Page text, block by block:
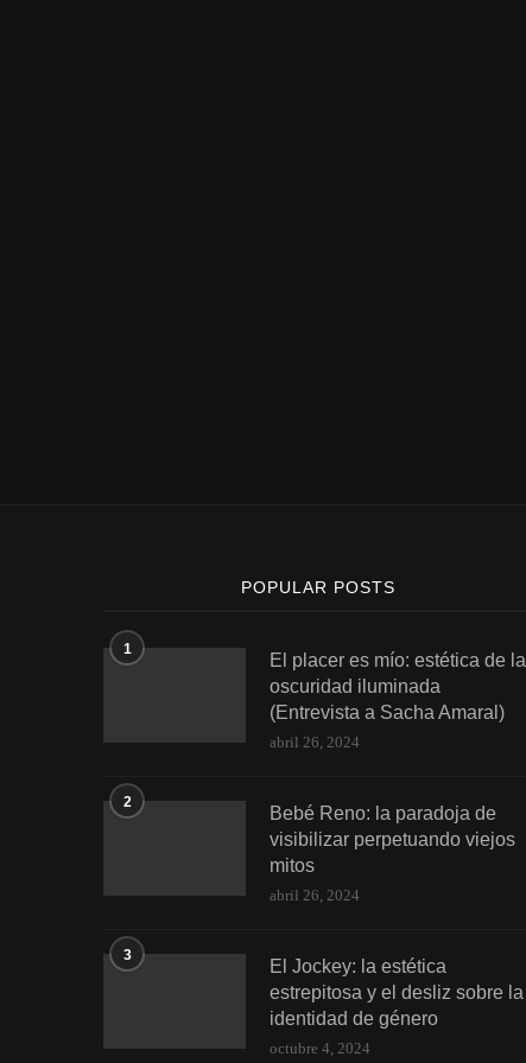
POPULAR POSTS
1
El placer es mío: estética de la
oscuridad iluminada
(Entrevista a Sacha Amaral)
abril 26, 2024
2
Bebé Reno: la paradoja de
visibilizar perpetuando viejos
mitos
abril 26, 2024
3
El Jockey: la estética
estrepitosa y el desliz sobre la
identidad de género
octubre 4, 2024